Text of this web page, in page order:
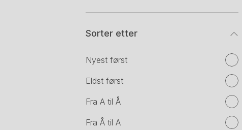
Sorter etter
Nyest først
Eldst først
Fra A til Å
Fra Å til A